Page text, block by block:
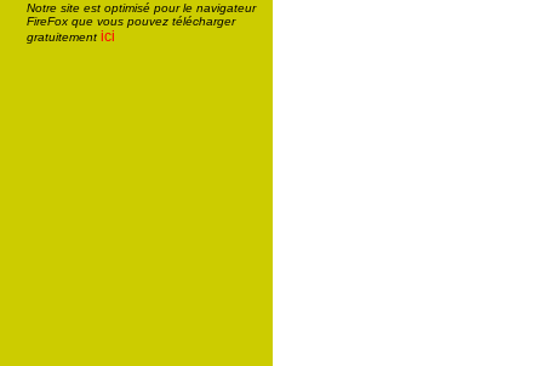
Notre site est optimisé pour le navigateur
FireFox que vous pouvez télécharger
gratuitement ici